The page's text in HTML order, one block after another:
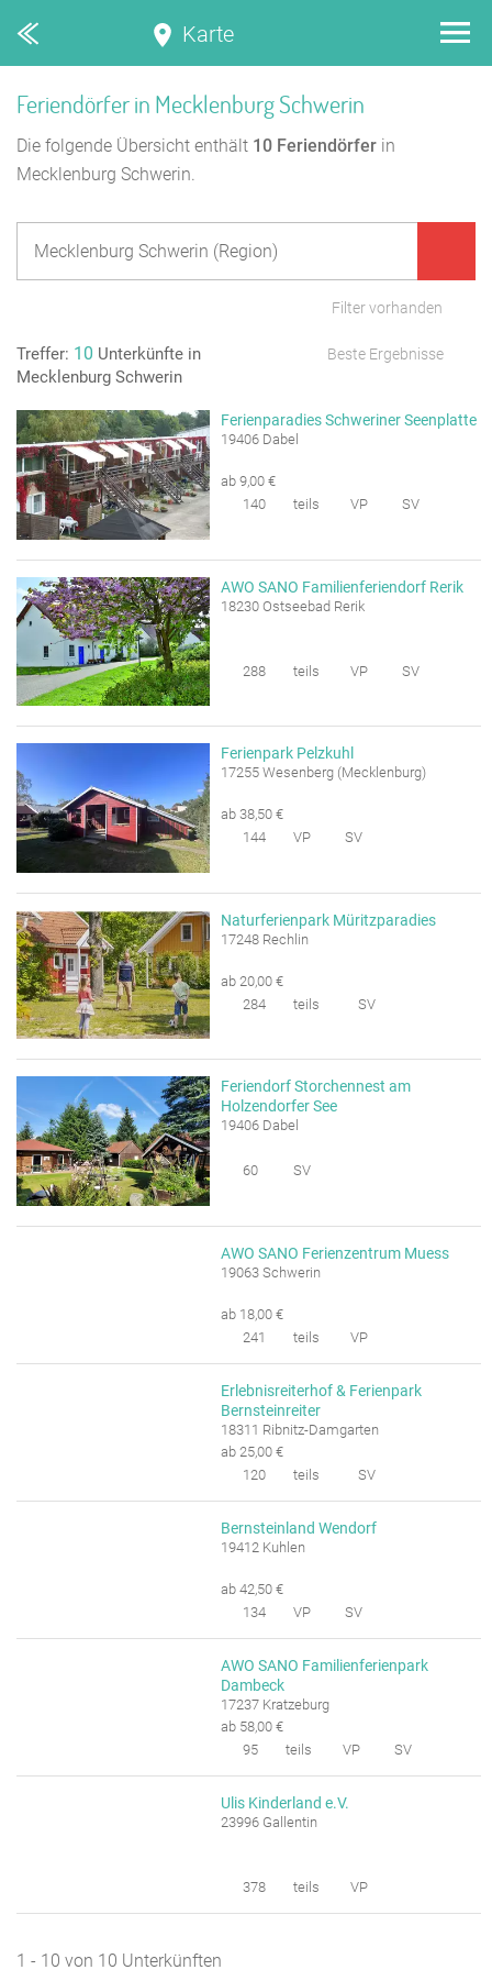
Karte
Feriendörfer in Mecklenburg Schwerin
Die folgende Übersicht enthält 10 Feriendörfer in
Mecklenburg Schwerin.
Filter vorhanden
Treffer: 10 Unterkünfte in
Mecklenburg Schwerin
Beste Ergebnisse
Ferienparadies Schweriner Seenplatte
19406 Dabel
ab 9,00 €
140
teils VP SV
AWO SANO Familienferiendorf Rerik
18230 Ostseebad Rerik
288 teils VP SV
Ferienpark Pelzkuhl
17255 Wesenberg (Mecklenburg)
ab 38,50 €
144
VP SV
Naturferienpark Müritzparadies
17248 Rechlin
ab 20,00 €
284
teils SV
Feriendorf Storchennest am
Holzendorfer See
19406 Dabel
60 SV
AWO SANO Ferienzentrum Muess
19063 Schwerin
ab 18,00 €
241
teils VP
Erlebnisreiterhof & Ferienpark
Bernsteinreiter
18311 Ribnitz-Damgarten
ab 25,00 €
120
teils SV
Bernsteinland Wendorf
19412 Kuhlen
ab 42,50 €
134
VP SV
AWO SANO Familienferienpark
Dambeck
17237 Kratzeburg
ab 58,00 €
95
teils VP SV
Ulis Kinderland e.V.
23996 Gallentin
378 teils VP
1 - 10 von 10 Unterkünften